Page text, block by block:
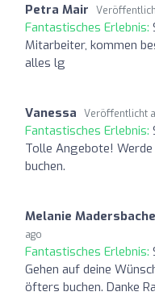
Petra Mair
Fantastisches Erlebnis:
Mitarbeiter, kommen
alles lg
Vanessa Veröffentlicht
Fantastisches Erlebnis:
Tolle Angebote!
buchen.
Melanie
ago
Fantastisches Erlebnis:
Gehen auf deine
öfters buchen. Danke